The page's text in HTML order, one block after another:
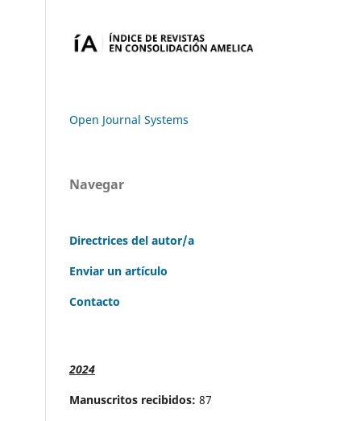
Open Journal Systems
Navegar
Directrices del autor/a
Enviar un artículo
Contacto
2024
Manuscritos recibidos: 87